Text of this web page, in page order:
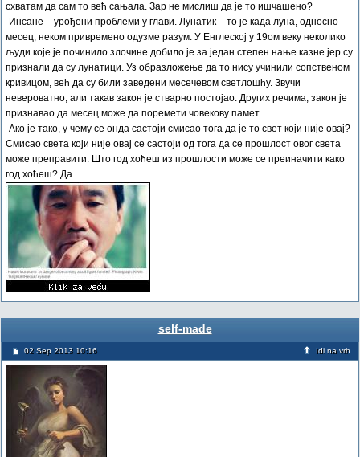
схватам да сам то већ сањала. Зар не мислиш да је то ишчашено?
-Инсане – урођени проблеми у глави. Лунатик – то је када луна, односно
месец, неком привремено одузме разум. У Енглеској у 19ом веку неколико
људи које је починило злочине добило је за један степен нање казне јер су
признали да су лунатици. Уз образложење да то нису учинили сопственом
кривицом, већ да су били заведени месечевом светлошћу. Звучи
невероватно, али такав закон је стварно постојао. Других речима, закон је
признавао да месец може да поремети човекову памет.
-Ако је тако, у чему се онда састоји смисао тога да је то свет који није овај?
Смисао света који није овај се састоји од тога да се прошлост овог света
може преправити. Што год хоћеш из прошлости може се преиначити како
год хоћеш? Да.
self-made
02 Sep 2013 10:16 Idi na vrh